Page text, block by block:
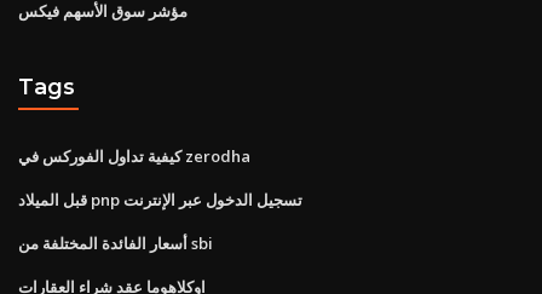
مؤشر سوق الأسهم فيكس
Tags
كيفية تداول الفوركس في zerodha
قبل الميلاد pnp تسجيل الدخول عبر الإنترنت
أسعار الفائدة المختلفة من sbi
اوكلاهوما عقد شراء العقارات